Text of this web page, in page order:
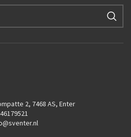
2, 7468 AS, Enter